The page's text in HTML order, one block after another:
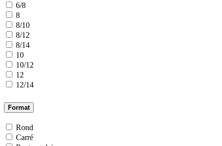
6/8
8
8/10
8/12
8/14
10
10/12
12
12/14
Format
Rond
Carré